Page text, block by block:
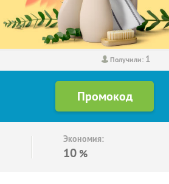
Получили: 1
Экономия:
10 %